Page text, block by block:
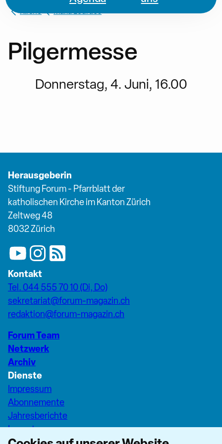
Kirche Maria Lourdes
Pilgermesse
Donnerstag, 4. Juni, 16.00
Herausgeberin
Stiftung Forum - Pfarrblatt der
katholischen Kirche im Kanton Zürich
Zeltweg 48
8032 Zürich
Kontakt
Tel. 044 555 70 10 (Di, Do)
sekretariat@forum-magazin.ch
redaktion@forum-magazin.ch
Forum Team
Netzwerk
Archiv
Dienste
Impressum
Abonnemente
Jahresberichte
Inserate